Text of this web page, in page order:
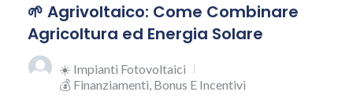
🌱 Agrivoltaico: Come Combinare
Agricoltura ed Energia Solare
☀️ Impianti Fotovoltaici
💰 Finanziamenti, Bonus E Incentivi